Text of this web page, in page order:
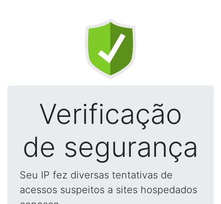
Verificação
de segurança
Seu IP fez diversas tentativas de
acessos suspeitos a sites hospedados